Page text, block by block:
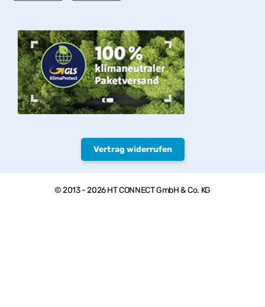
Vertrag widerrufen
© 2013 - 2026 HT CONNECT GmbH & Co. KG